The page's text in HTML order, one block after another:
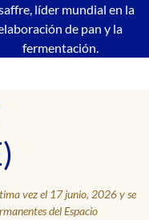
líder mundial en la
de pan y la
fermentación.
vez el 17 junio, 2026 y se
del Espacio